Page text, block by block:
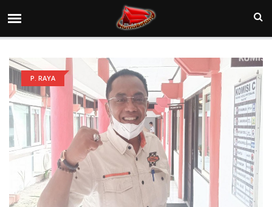
P. RAYA